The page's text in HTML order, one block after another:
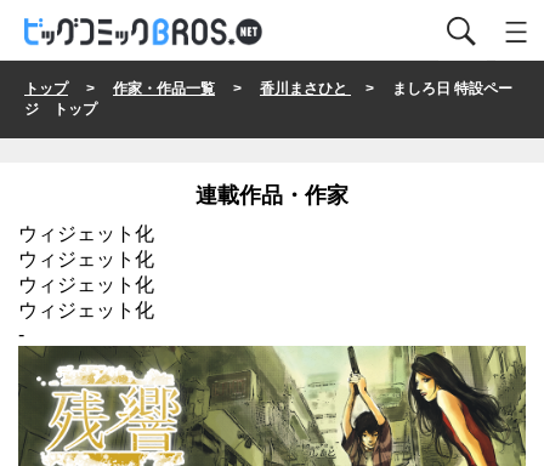
トップ> 作家・作品一覧 > 香川まさひと
> ましろ日 特設ペー
ジ トップ
連載作品・作家
ウィジェット化
ウィジェット化
ウィジェット化
ウィジェット化
-